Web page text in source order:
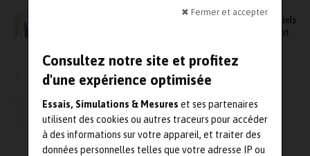
✖ Fermer et accepter
Consultez notre site et profitez
d'une expérience optimisée
Essais, Simulations & Mesures et ses partenaires
utilisent des cookies ou autres traceurs pour accéder
à des informations sur votre appareil, et traiter des
données personnelles telles que votre adresse IP ou
Altair lance une nouvelle version de ses logiciels
électromagnétiques destinés à l’e-Mobility et
L’INRS met au point un dispositif pour la
réduction des champs électromagnétiques
émis par les soudeuses haute-fréquence
anciennes